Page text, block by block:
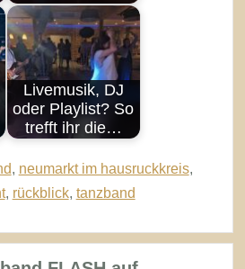
Livemusik, DJ
oder Playlist? So
trefft ihr die…
, neumarkt im hausruckkreis,
, rückblick, tanzband